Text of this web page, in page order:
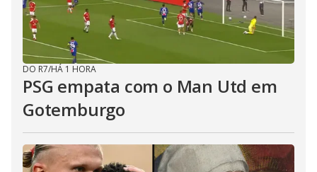
DO R7/HÁ 1 HORA
PSG empata com o Man Utd em
Gotemburgo